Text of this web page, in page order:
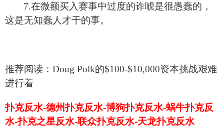
7.在微额买入赛事中过度的诈唬是很愚蠢的，
这是无知蠢人才干的事。
推荐阅读： Doug Polk的$100-$10,000资本挑战艰难
进行着
扑克反水-德州扑克反水-博狗扑克反水-蜗牛扑克反
水-扑克之星反水-联众扑克反水-天龙扑克反水